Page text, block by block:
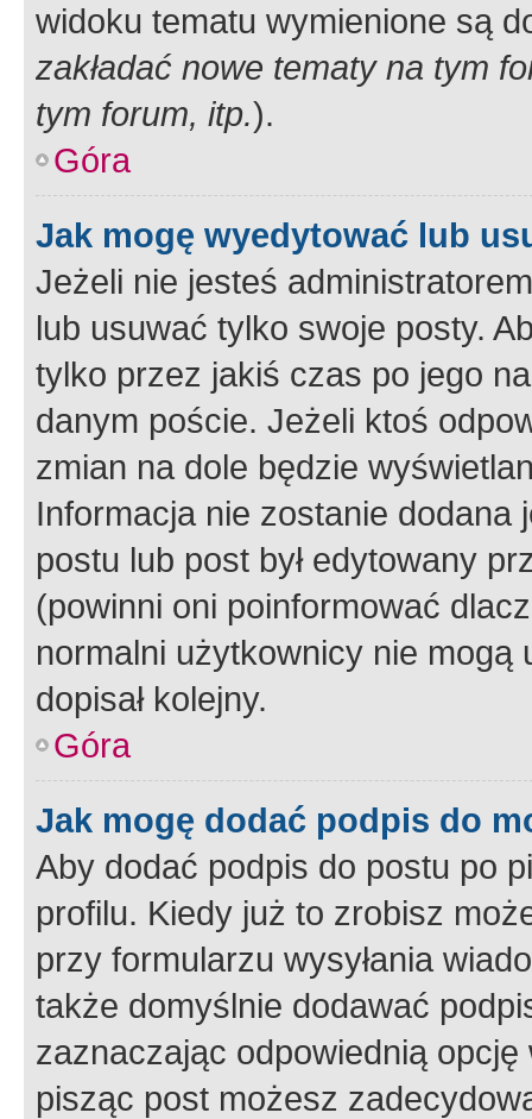
widoku tematu wymienione są
zakładać nowe tematy na tym
tym forum, itp.).
Góra
Jak mogę wyedytować lub
Jeżeli nie jesteś
lub usuwać tylko swoje posty.
tylko przez jakiś czas po jego
danym poście. Jeżeli ktoś
zmian na dole będzie
Informacja nie zostanie dodana
postu lub post był edytowany
(powinni oni poinformować
normalni użytkownicy nie
dopisał kolejny.
Góra
Jak mogę dodać podpis do
Aby dodać podpis do postu po
profilu. Kiedy już to zrobisz
przy formularzu wysyłania
także domyślnie dodawać
zaznaczając odpowiednią
pisząc post możesz